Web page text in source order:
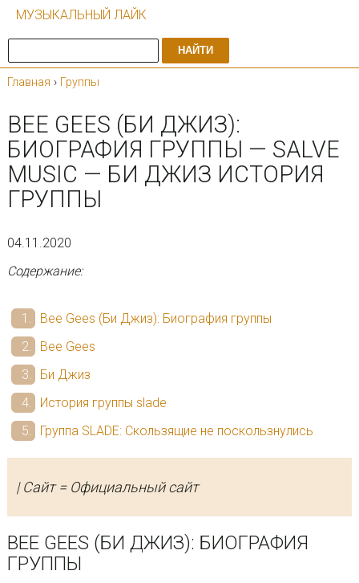
МУЗЫКАЛЬНЫЙ ЛАЙК
НАЙТИ
Главная › Группы
BEE GEES (БИ ДЖИЗ):
БИОГРАФИЯ ГРУППЫ — SALVE
MUSIC — БИ ДЖИЗ ИСТОРИЯ
ГРУППЫ
04.11.2020
Содержание:
Bee Gees (Би Джиз): Биография группы
Bee Gees
Би Джиз
История группы slade
Группа SLADE: Скользящие не поскользнулись
| Сайт = Официальный сайт
BEE GEES (БИ ДЖИЗ): БИОГРАФИЯ
ГРУППЫ